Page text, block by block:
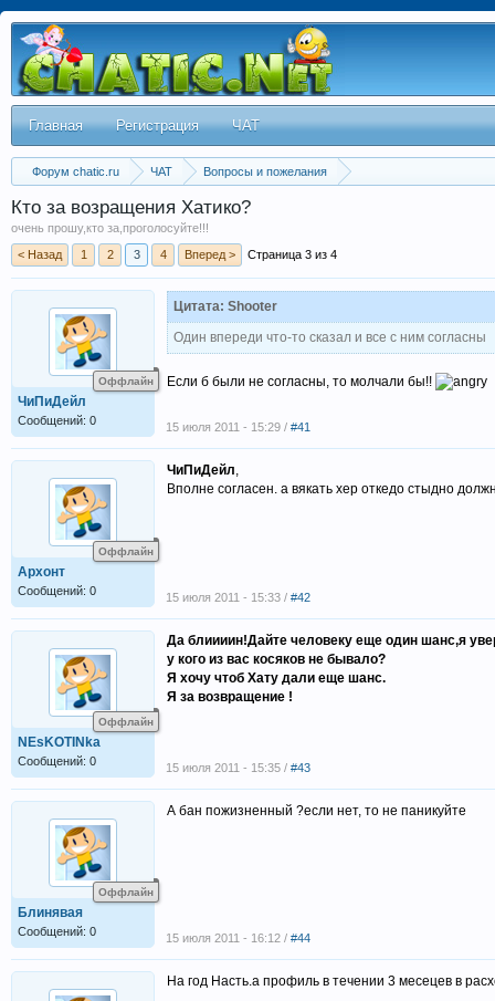
Главная Регистрация ЧАТ
Форум chatic.ru ЧАТ Вопросы и пожелания
Кто за возращения Хатико?
очень прошу,кто за,проголосуйте!!!
< Назад
1 2 3 4 Вперед > Страница 3 из 4
Оффлайн
ЧиПиДейл
Сообщений: 0
Цитата: Shooter
Один впереди что-то сказал и все с ним согласны
Если б были не согласны, то молчали бы!!
15 июля 2011 - 15:29 / #41
Оффлайн
Архонт
Сообщений: 0
ЧиПиДейл,
Вполне согласен. а вякать хер откедо стыдно
15 июля 2011 - 15:33 / #42
Оффлайн
NEsKOTINka
Сообщений: 0
Да блиииин!Дайте человеку еще один шанс,я
у кого из вас косяков не бывало?
Я хочу чтоб Хату дали еще шанс.
Я за возвращение !
15 июля 2011 - 15:35 / #43
Оффлайн
Блинявая
Сообщений: 0
А бан пожизненный ?если нет, то не паникуйте
15 июля 2011 - 16:12 / #44
На год Насть.а профиль в течении 3 месецев в